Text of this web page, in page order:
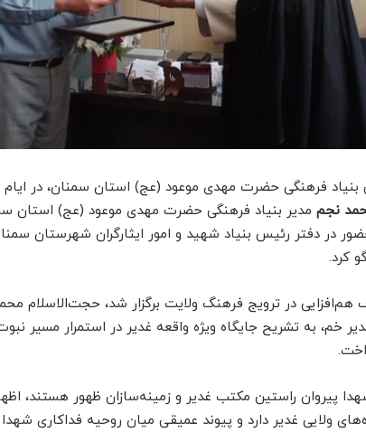
بنیاد فرهنگی حضرت مهدی موعود (عج) استان سمنان، در
نجم مدیر بنیاد فرهنگی حضرت مهدی موعود (عج) استان
در دفتر رئیس بنیاد شهید و امور ایثارگران شهرستان
کرد.
هم‌افزایی در ترویج فرهنگ ولایت برگزار شد، حجت‌الاسلام
خم، به تشریح جایگاه ویژه واقعه غدیر در استمرار مسیر
پیروان راستین مکتب غدیر و زمینه‌سازان ظهور هستند،
ولایی غدیر دارد و پیوند عمیقی میان روحیه فداکاری